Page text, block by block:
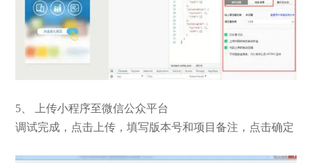
5、 上传小程序至微信公众平台
调试完成，点击上传，填写版本号和项目备注，点击确定